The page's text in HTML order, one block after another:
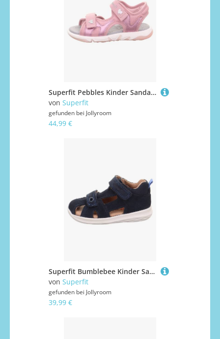
Superfit Pebbles Kinder Sandalen, Rosa, 27
von Superfit
gefunden bei Jollyroom
44,99 €
Superfit Bumblebee Kinder Sandalen, Blau, 21
von Superfit
gefunden bei Jollyroom
39,99 €